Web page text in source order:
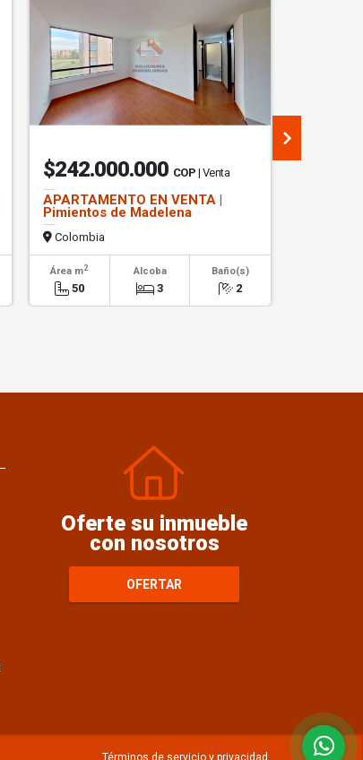
$242.000.000 COP | Venta
APARTAMENTO EN VENTA |
Pimientos de Madelena
Colombia
Área m2
50
Alcoba
3
Baño(s)
2
Oferte su inmueble
con nosotros
OFERTAR
Términos de servicio y privacidad